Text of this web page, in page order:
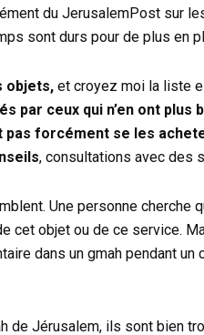
du JerusalemPost sur
sont durs pour de plus en
objets, et croyez moi la liste
par ceux qui n’en ont
pas forcément se les
, consultations avec des
Une personne
cet objet ou de ce service.
dans un gmah pendant
Jérusalem, ils sont bien